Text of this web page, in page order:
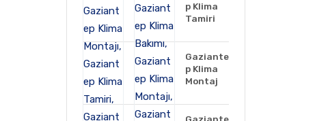
p Klima
Tamiri
Gaziante
p Klima
Montaj